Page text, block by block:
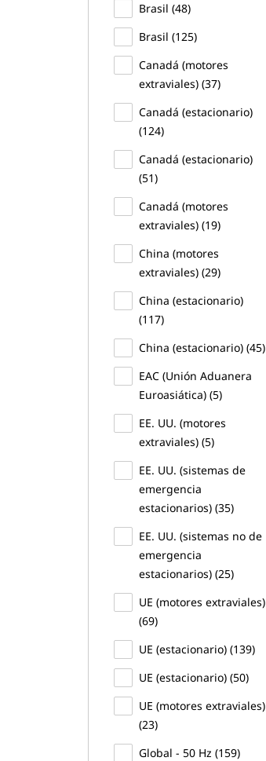
Brasil (48)
Brasil (125)
Canadá (motores
extraviales) (37)
Canadá (estacionario)
(124)
Canadá (estacionario)
(51)
Canadá (motores
extraviales) (19)
China (motores
extraviales) (29)
China (estacionario)
(117)
China (estacionario) (45)
EAC (Unión Aduanera
Euroasiática) (5)
EE. UU. (motores
extraviales) (5)
EE. UU. (sistemas de
emergencia
estacionarios) (35)
EE. UU. (sistemas no de
emergencia
estacionarios) (25)
UE (motores extraviales)
(69)
UE (estacionario) (139)
UE (estacionario) (50)
UE (motores extraviales)
(23)
Global - 50 Hz (159)